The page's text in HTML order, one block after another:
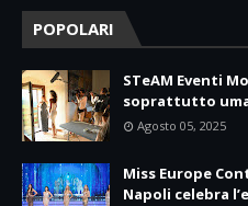
POPOLARI
STeAM Eventi
soprattutto
Agosto 05, 2025
Miss Europe
Napoli celebra